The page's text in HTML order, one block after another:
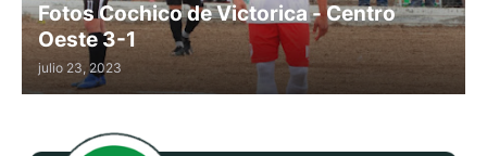
Fotos Cochico de Victorica - Centro
Oeste 3-1
julio 23, 2023